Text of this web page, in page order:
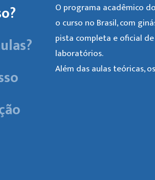
O programa acadêmico
o curso no Brasil, com
pista completa e oficial
laboratórios.
Além das aulas teóricas,